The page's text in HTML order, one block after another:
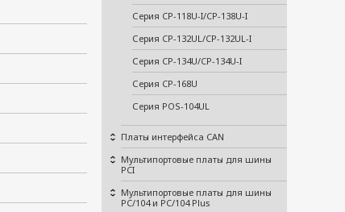
Серия CP-118U-I/CP-138U-I
Серия CP-132UL/CP-132UL-I
Серия CP-134U/CP-134U-I
Серия CP-168U
Серия POS-104UL
Платы интерфейса CAN
Мультипортовые платы для шины
PCI
Мультипортовые платы для шины
PC/104 и PC/104 Plus